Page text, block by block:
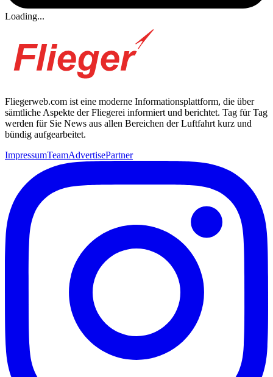
Loading...
Fliegerweb.com ist eine moderne Informationsplattform, die über
sämtliche Aspekte der Fliegerei informiert und berichtet. Tag für Tag
werden für Sie News aus allen Bereichen der Luftfahrt kurz und
bündig aufgearbeitet.
ImpressumTeamAdvertisePartner